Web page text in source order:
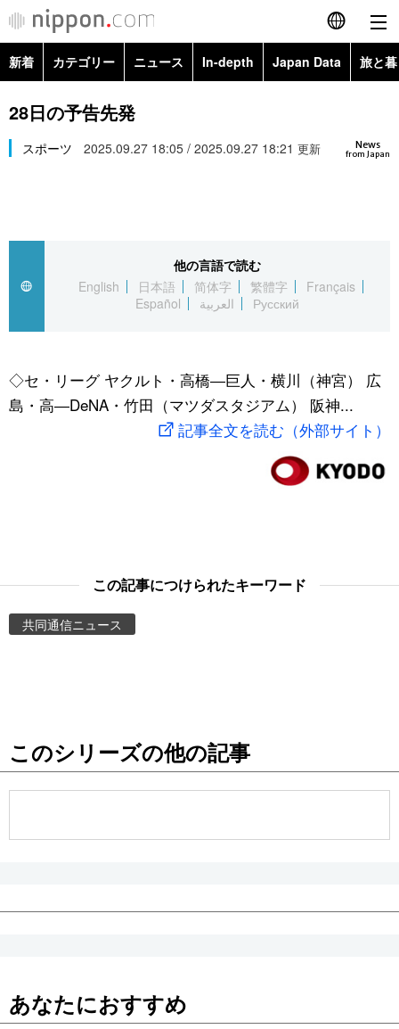
English
繁體字
العربية
社会
スポーツ・東京2020
旅と暮らし
Images
新着 カテゴリー ニュース In-depth Japan Data 旅と
政治・外交
経済・ビジネス
社会
文化
科学・技術
暮らし
Images
お知らせ
28日の予告先発
News
from Japan
スポーツ 2025.09.27 18:05 / 2025.09.27 18:21 更新
他の言語で読む
English
日本語 简体字 繁體字
Français
Español
العربية Русский
◇セ・リーグ ヤクルト・高橋―巨人・横川（神宮） 広
島・高―DeNA・竹田（マツダスタジアム） 阪神...
記事全文を読む（外部サイト）
この記事につけられたキーワード
共同通信ニュース
このシリーズの他の記事
あなたにおすすめ